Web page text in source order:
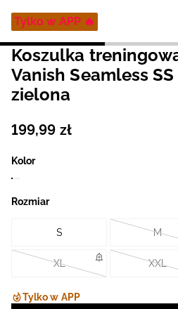
Tylko w APP 🔥
Koszulka
Vanish Seamless
zielona
199,99 zł
Kolor
Rozmiar
S M
XL XXL
Tylko w APP